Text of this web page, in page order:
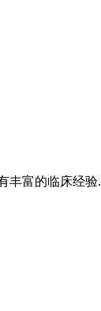
丰富的临床经验